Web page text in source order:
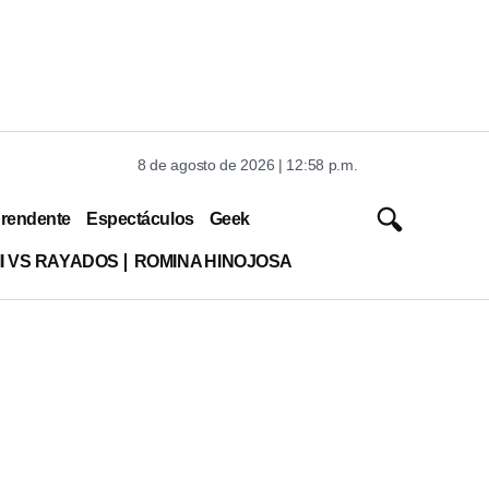
8 de agosto de 2026 | 12:58 p.m.
Espectáculos Geek
VS RAYADOS ROMINA HINOJOSA